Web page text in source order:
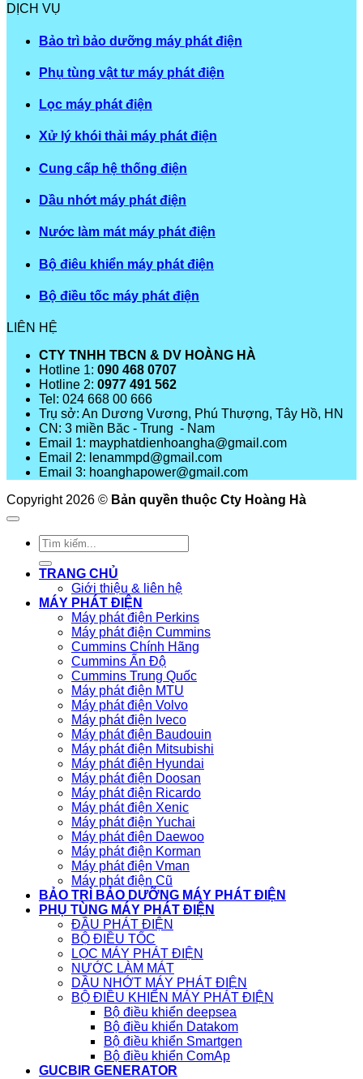
DỊCH VỤ
Bảo trì bảo dưỡng máy phát điện
Phụ tùng vật tư máy phát điện
Lọc máy phát điện
Xử lý khói thải máy phát điện
Cung cấp hệ thống điện
Dầu nhớt máy phát điện
Nước làm mát máy phát điện
Bộ điêu khiển máy phát điện
Bộ điều tốc máy phát điện
LIÊN HỆ
CTY TNHH TBCN & DV HOÀNG HÀ
Hotline 1: 090 468 0707
Hotline 2: 0977 491 562
Tel: 024 668 00 666
Trụ sở: An Dương Vương, Phú Thượng, Tây Hồ, HN
CN: 3 miền Băc - Trung - Nam
Email 1: mayphatdienhoangha@gmail.com
Email 2: lenammpd@gmail.com
Email 3: hoanghapower@gmail.com
Copyright 2026 © Bản quyền thuộc Cty Hoàng Hà
Tìm
kiếm:
TRANG CHỦ
Giới thiệu & liên hệ
MÁY PHÁT ĐIỆN
Máy phát điện Perkins
Máy phát điện Cummins
Cummins Chính Hãng
Cummins Ấn Độ
Cummins Trung Quốc
Máy phát điện MTU
Máy phát điện Volvo
Máy phát điện Iveco
Máy phát điện Baudouin
Máy phát điện Mitsubishi
Máy phát điện Hyundai
Máy phát điện Doosan
Máy phát điện Ricardo
Máy phát điện Xenic
Máy phát điện Yuchai
Máy phát điện Daewoo
Máy phát điện Korman
Máy phát điện Vman
Máy phát điện Cũ
BẢO TRÌ BẢO DƯỠNG MÁY PHÁT ĐIỆN
PHỤ TÙNG MÁY PHÁT ĐIỆN
ĐẦU PHÁT ĐIỆN
BỘ ĐIỀU TỐC
LỌC MÁY PHÁT ĐIỆN
NƯỚC LÀM MÁT
DẦU NHỚT MÁY PHÁT ĐIỆN
BỘ ĐIỀU KHIỂN MÁY PHÁT ĐIỆN
Bộ điều khiển deepsea
Bộ điều khiển Datakom
Bộ điều khiển Smartgen
Bộ điều khiển ComAp
GUCBIR GENERATOR